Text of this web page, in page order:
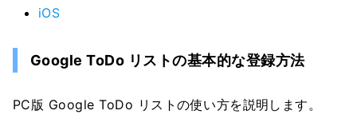
iOS
Google ToDo リストの基本的な登録方法
PC版 Google ToDo リストの使い方を説明します。